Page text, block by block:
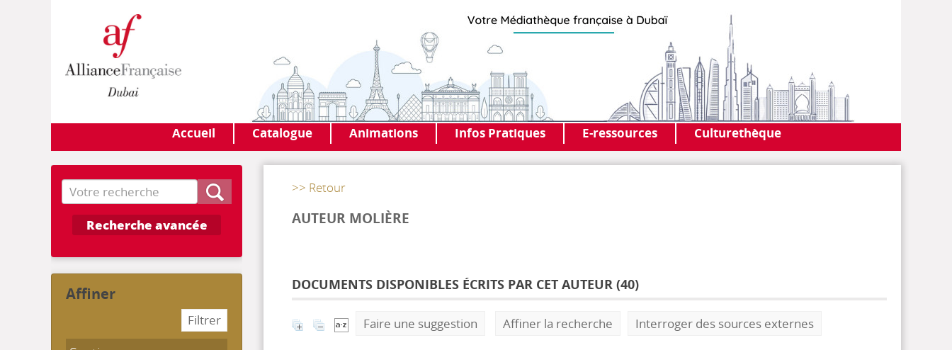
AF DUBAI
MEDIATHÈQUE
Accueil Catalogue Animations Infos Pratiques E-ressources Culturethèque
>> Retour
AUTEUR MOLIÈRE
DOCUMENTS DISPONIBLES ÉCRITS PAR CET AUTEUR (40)
Faire une suggestion Affiner la recherche Interroger des sources externes
Recherche
Recherche avancée
affiner